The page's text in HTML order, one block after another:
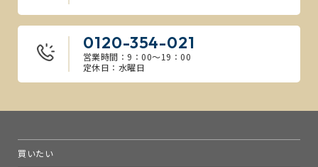
0120-354-021
営業時間：9：00～19：00
定休日：水曜日
買いたい